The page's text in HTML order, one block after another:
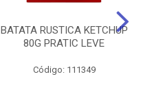
BATATA RUSTICA KETCHUP
80G PRATIC LEVE
Código: 111349